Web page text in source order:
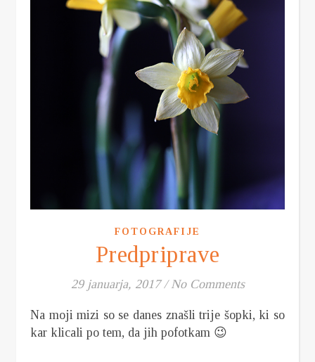
FOTOGRAFIJE
Predpriprave
29 januarja, 2017 / No Comments
Na moji mizi so se danes znašli trije šopki, ki so
kar klicali po tem, da jih pofotkam 😉